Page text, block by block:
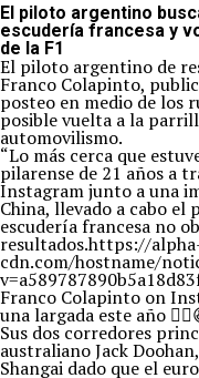
El piloto argentino
escudería francesa y
de la F1
El piloto argentino de
Franco Colapinto,
posteo en medio de los
posible vuelta a la
automovilismo.
“Lo más cerca que
pilarense de 21 años a
Instagram junto a una
China, llevado a cabo el
escudería francesa no
resultados.https://
cdn.com/hostname/
Franco Colapinto on
una largada este año
Sus dos corredores
australiano Jack
Shangai dado que el